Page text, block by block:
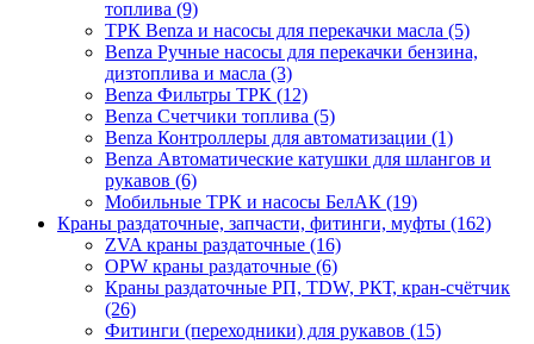
топлива (9)
ТРК Benza и насосы для перекачки масла (5)
Benza Ручные насосы для перекачки бензина,
дизтоплива и масла (3)
Benza Фильтры ТРК (12)
Benza Счетчики топлива (5)
Benza Контроллеры для автоматизации (1)
Benza Автоматические катушки для шлангов и
рукавов (6)
Мобильные ТРК и насосы БелАК (19)
Краны раздаточные, запчасти, фитинги, муфты (162)
ZVA краны раздаточные (16)
OPW краны раздаточные (6)
Краны раздаточные РП, TDW, РКТ, кран-счётчик
(26)
Фитинги (переходники) для рукавов (15)